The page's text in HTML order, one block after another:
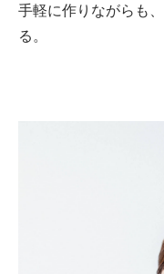
手軽に作りながらも
る。